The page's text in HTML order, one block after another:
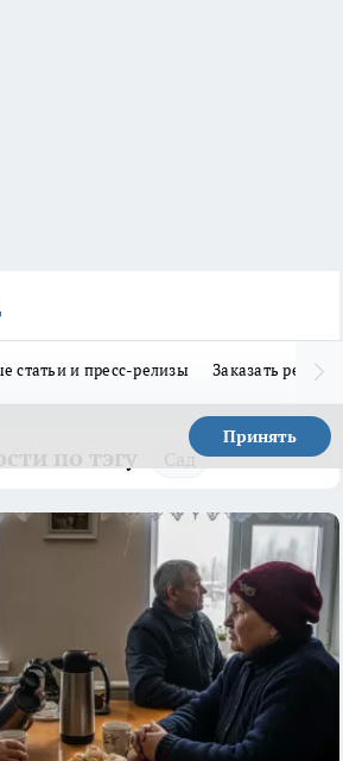
статьи и пресс-релизы Заказать
Принять
Сад